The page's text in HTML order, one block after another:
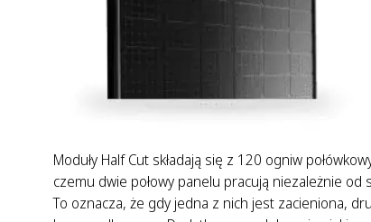
Moduły Half Cut składają się z 120 ogniw
czemu dwie połowy panelu pracują niezależnie od
To oznacza, że gdy jedna z nich jest zacieniona,